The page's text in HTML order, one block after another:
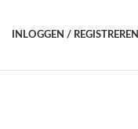
INLOGGEN / REGISTREREN